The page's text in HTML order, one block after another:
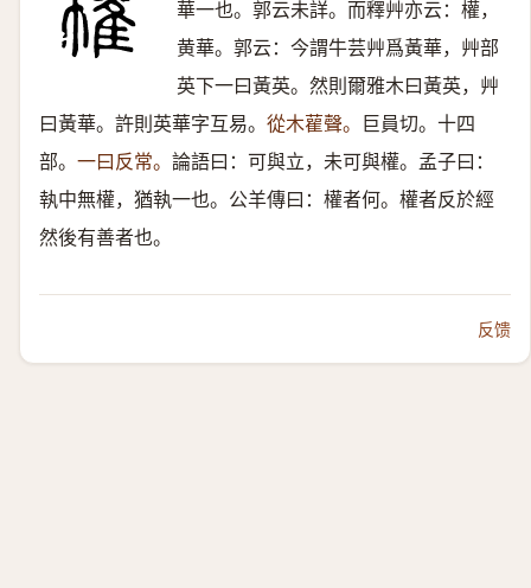
華一也。郭云未詳。而釋艸亦云：權，
黄華。郭云：今謂牛芸艸爲黃華，艸部
英下一曰黃英。然則爾雅木曰黃英，艸
曰黃華。許則英華字互易。 從木雚聲。 巨員切。十四
部。 一曰反常。 論語曰：可與立，未可與權。孟子曰：
執中無權，猶執一也。公羊傳曰：權者何。權者反於經
然後有善者也。
反馈